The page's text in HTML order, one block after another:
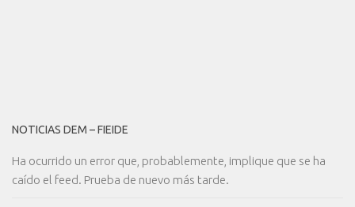
NOTICIAS DEM – FIEIDE
Ha ocurrido un error que, probablemente, implique que se ha
caído el feed. Prueba de nuevo más tarde.